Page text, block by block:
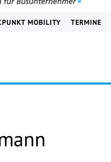
MOBILITY TERMINE